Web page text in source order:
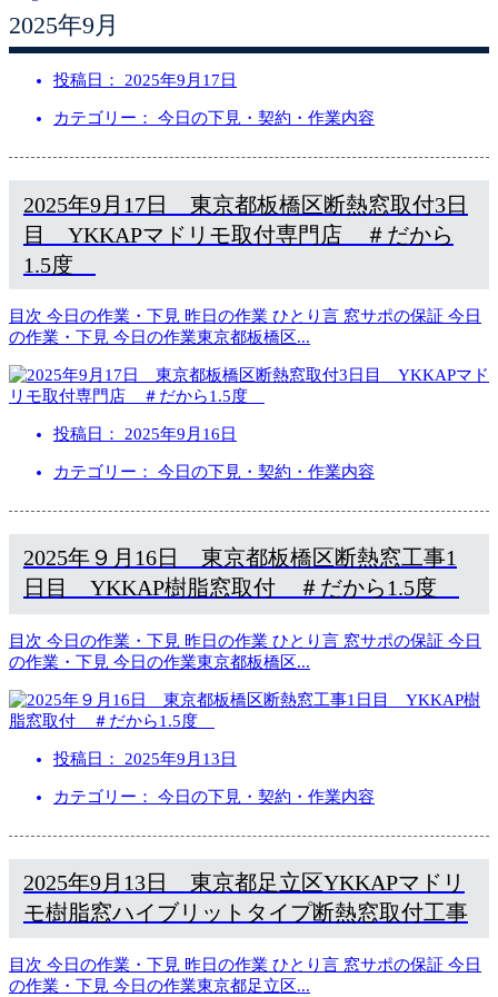
2025年9月
投稿日： 2025年9月17日
カテゴリー： 今日の下見・契約・作業内容
2025年9月17日 東京都板橋区断熱窓取付3日
目 YKKAPマドリモ取付専門店 ＃だから
1.5度
目次 今日の作業・下見 昨日の作業 ひとり言 窓サポの保証 今日
の作業・下見 今日の作業東京都板橋区...
投稿日： 2025年9月16日
カテゴリー： 今日の下見・契約・作業内容
2025年９月16日 東京都板橋区断熱窓工事1
日目 YKKAP樹脂窓取付 ＃だから1.5度
目次 今日の作業・下見 昨日の作業 ひとり言 窓サポの保証 今日
の作業・下見 今日の作業東京都板橋区...
投稿日： 2025年9月13日
カテゴリー： 今日の下見・契約・作業内容
2025年9月13日 東京都足立区YKKAPマドリ
モ樹脂窓ハイブリットタイプ断熱窓取付工事
目次 今日の作業・下見 昨日の作業 ひとり言 窓サポの保証 今日
の作業・下見 今日の作業東京都足立区...